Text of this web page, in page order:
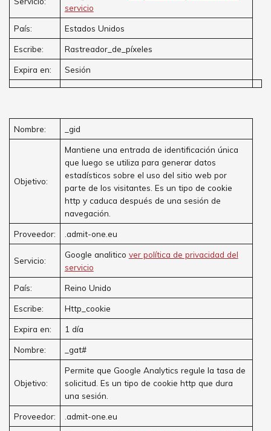
servicio
País:
Estados Unidos
Escribe:
Rastreador_de_píxeles
Expira en:
Sesión
Nombre: _gid
Objetivo:
Mantiene una entrada de identificación única
que luego se utiliza para generar datos
estadísticos sobre el uso del sitio web por
parte de los visitantes. Es un tipo de cookie
http y caduca después de una sesión de
navegación.
Proveedor:
.admit-one.eu
Servicio:
Google analitico ver política de privacidad del
servicio
País:
Reino Unido
Escribe:
Http_cookie
Expira en:
1 día
Nombre:
_gat#
Objetivo:
Permite que Google Analytics regule la tasa de
solicitud. Es un tipo de cookie http que dura
una sesión.
Proveedor:
.admit-one.eu